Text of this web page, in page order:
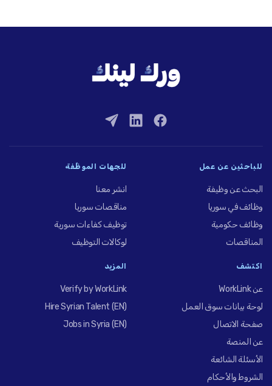
للباحثين عن عمل
البحث عن وظيفة
وظائف في سوريا
وظائف حكومية
المناقصات
للجهات الموظِّفة
انشر معنا
مناقصات سوريا
توظيف كفاءات سورية
لوكالات التوظيف
اكتشف
عن WorkLink
لوحة بيانات سوق العمل
صفحة الاتصال
عن المنصة
الأسئلة الشائعة
الشروط والأحكام
المزيد
Verify by WorkLink
Hire Syrian Talent (EN)
Jobs in Syria (EN)